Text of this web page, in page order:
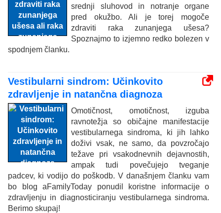
srednji sluhovod in notranje organe
pred okužbo. Ali je torej mogoče
zdraviti raka zunanjega ušesa?
Spoznajmo to izjemno redko bolezen v
spodnjem članku.
Vestibularni sindrom: Učinkovito
zdravljenje in natančna diagnoza
Omotičnost, omotičnost, izguba
ravnotežja so običajne manifestacije
vestibularnega sindroma, ki jih lahko
doživi vsak, ne samo, da povzročajo
težave pri vsakodnevnih dejavnostih,
ampak tudi povečujejo tveganje
padcev, ki vodijo do poškodb. V današnjem članku vam
bo blog aFamilyToday ponudil koristne informacije o
zdravljenju in diagnosticiranju vestibularnega sindroma.
Berimo skupaj!